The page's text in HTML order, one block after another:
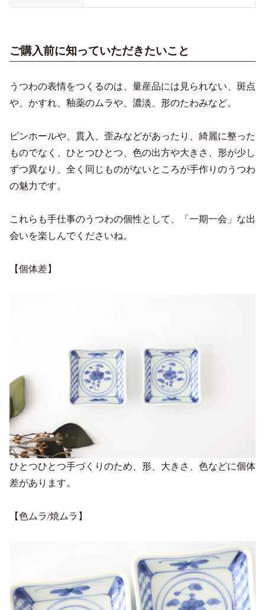
ご購入前に知っていただきたいこと
うつわの表情をつくるのは、量産品には見られない、斑点
や、かすれ、釉薬のムラや、濃淡、形のたわみなど。
ピンホールや、貫入、歪みなどがあったり、綺麗に整った
ものでなく、ひとつひとつ、色の出方や大きさ、形が少し
ずつ異なり、全く同じものがないところが手作りのうつわ
の魅力です。
これらも手仕事のうつわの個性として、「一期一会」な出
会いを楽しんでくださいね。
【個体差】
ひとつひとつ手づくりのため、形、大きさ、色などに個体
差があります。
【色ムラ/焼ムラ】